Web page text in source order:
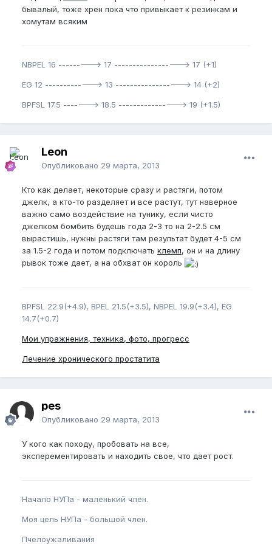
бывалый, тоже хрен пока что привыкает к резинкам и
хомутам всяким
NBPEL 16 ---------> 17 ------------------> 17 (+1)
EG 12 -------------> 13 ------------------> 14 (+2)
BPFSL 17.5 -------> 18.5 ----------------> 19 (+1.5)
Leon
Опубликовано 29 марта, 2013
Кто как делает, некоторые сразу и растяги, потом
джелк, а кто-то разделяет и все растут, тут наверное
важно само воздействие на тунику, если чисто
джелком бомбить будешь года 2-3 то на 2-2.5 см
вырастишь, нужны растяги там результат будет 4-5 см
за 1.5-2 года и потом подключать клемп, он и на длину
рывок тоже дает, а на обхват он король
BPFSL 22.9(+4.9), BPEL 21.5(+3.5), NBPEL 19.9(+3.4), EG
14.7(+0.7)
Мои упражнения, техника, фото, прогресс
Лечение хронического простатита
pes
Опубликовано 29 марта, 2013
У кого как походу, пробовать на все,
эксперементировать и находить свое, что дает рост.
Начало НУПа - маленький член.
Моя цель НУПа - большой член.
Пчелоужаливания